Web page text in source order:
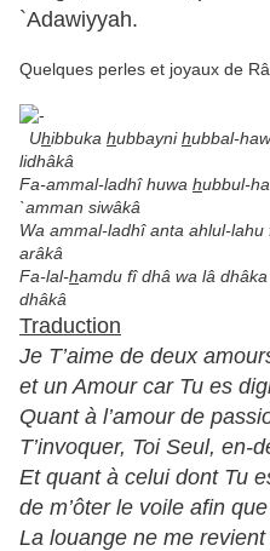
`Adawiyyah.
Quelques perles et joyaux de
Uhibbuka hubbaynihubbal-
lidhâkâ
Fa-ammal-ladhî huwa hubbul-
`amman siwâkâ
Wa ammal-ladhî anta ahlul-lahu
arâkâ
Fa-lal-hamdu fî dhâ wa lâ
dhâkâ
Traduction
Je T’aime de deux
et un Amour car Tu es
Quant à l’amour de
T’invoquer, Toi Seul, en-
Et quant à celui dont Tu
de m’ôter le voile afin
La louange ne me